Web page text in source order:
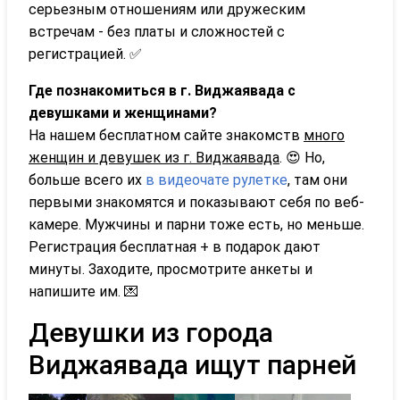
серьезным отношениям или дружеским
встречам - без платы и сложностей с
регистрацией. ✅
Где познакомиться в г. Виджаявада с
девушками и женщинами?
На нашем бесплатном сайте знакомств много
женщин и девушек из г. Виджаявада. 😍 Но,
больше всего их в видеочате рулетке, там они
первыми знакомятся и показывают себя по веб-
камере. Мужчины и парни тоже есть, но меньше.
Регистрация бесплатная + в подарок дают
минуты. Заходите, просмотрите анкеты и
напишите им. 💌
Девушки из города
Виджаявада ищут парней